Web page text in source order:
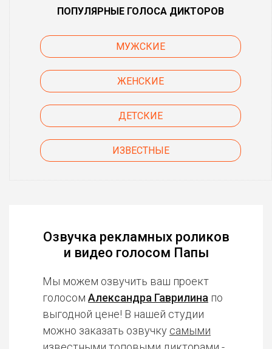
ПОПУЛЯРНЫЕ ГОЛОСА ДИКТОРОВ
МУЖСКИЕ
ЖЕНСКИЕ
ДЕТСКИЕ
ИЗВЕСТНЫЕ
Озвучка рекламных роликов
и видео голосом Папы
Мы можем озвучить ваш проект
голосом Александра Гаврилина по
выгодной цене! В нашей студии
можно заказать озвучку самыми